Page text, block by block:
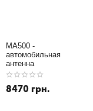
MA500 -
автомобильная
антенна
8470 грн.